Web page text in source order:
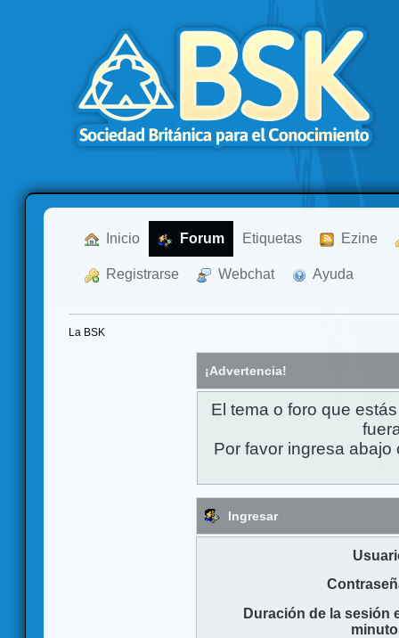
Inicio Forum Etiquetas Ezine
Registrarse Webchat Ayuda
La BSK
¡Advertencia!
El tema o foro que
Por favor ingresa
Ingresar
Duración de la sesión